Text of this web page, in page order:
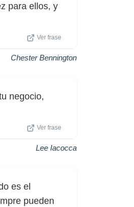
para ellos, y
Ver frase
Chester Bennington
negocio,
Ver frase
Lee Iacocca
es el
pueden